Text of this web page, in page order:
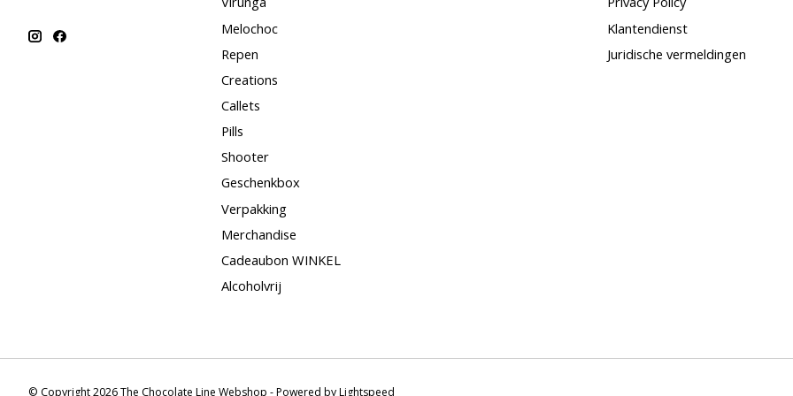
Melochoc
Repen
Creations
Callets
Pills
Shooter
Geschenkbox
Verpakking
Merchandise
Cadeaubon WINKEL
Alcoholvrij
Klantendienst
Juridische vermeldingen
© Copyright 2026 The Chocolate Line Webshop - Powered byLightspeed